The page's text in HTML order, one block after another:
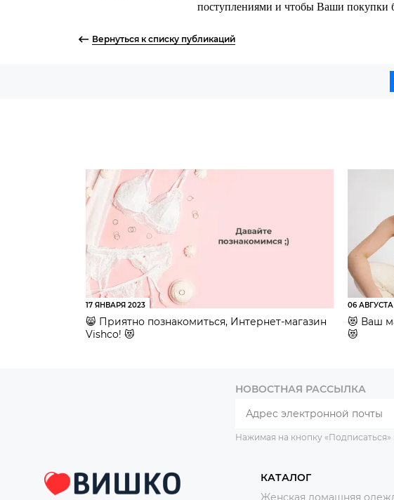
поступлениями и чтобы Ваши покупки
Вернуться к списку публикаций
17 ЯНВАРЯ 2023
😸 Приятно познакомиться, Интернет-магазин
Vishco! 😻
06 АВГУСТА
😻 Ваш
😻
НОВОСТНАЯ РАССЫЛКА
Нажимая на кнопку
КАТАЛОГ
Женская домашняя